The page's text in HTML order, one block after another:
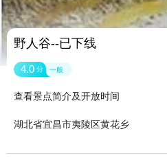
野人谷--已下线
4.0 分 一般
查看景点简介及开放时间
湖北省宜昌市夷陵区黄花乡